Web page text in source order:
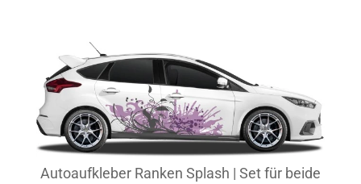
Autoaufkleber Ranken Splash | Set für beide